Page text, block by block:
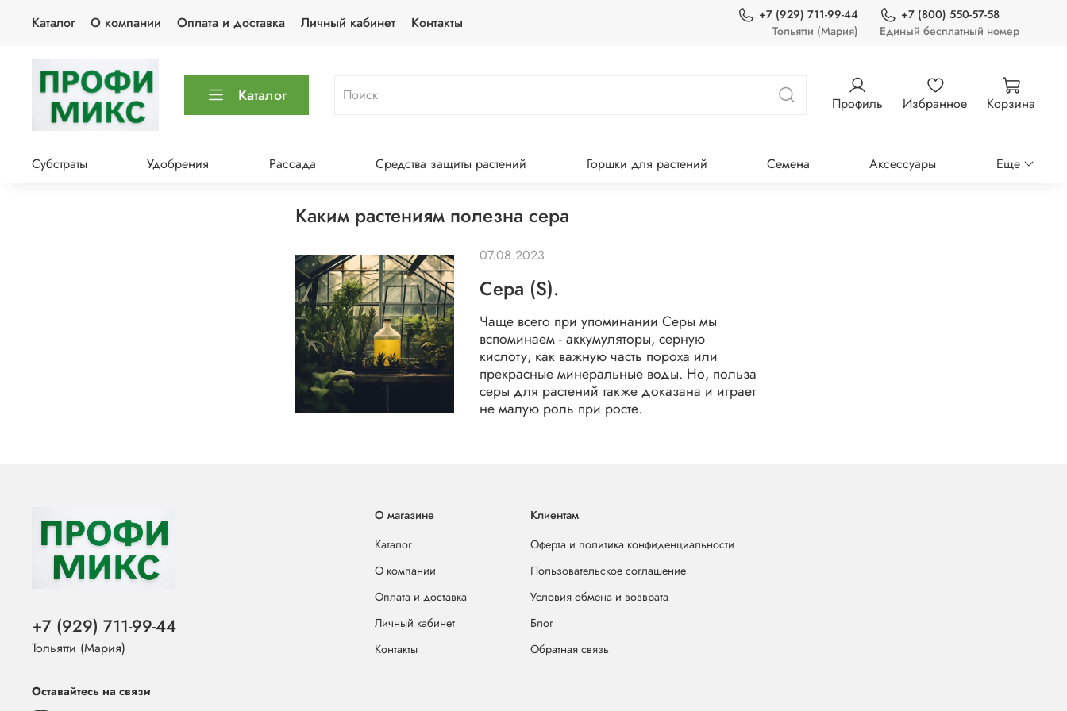
Каталог О компании Оплата и доставка Личный кабинет Контакты
+7 (929) 711-99-44
Тольятти (Мария)
+7 (800) 550-57-58
Единый бесплатный номер
Каталог Профиль Избранное Корзина
Субстраты Удобрения Рассада Средства защиты растений Горшки для растений Семена Аксессуары Еще
каким растениям полезна сера
Сера (S).
Чаще всего при упоминании Серы мы
вспоминаем - аккумуляторы, серную
кислоту, как важную часть пороха или
прекрасные минеральные воды. Но, польза
серы для растений также доказана и играет
не малую роль при росте.
07.08.2023
О магазине
Каталог
О компании
Оплата и доставка
Личный кабинет
Контакты
Клиентам
Оферта и политика конфиденциальности
Пользовательское соглашение
Условия обмена и возврата
Блог
Обратная связь
+7 (929) 711-99-44
Тольятти (Мария)
Оставайтесь на связи